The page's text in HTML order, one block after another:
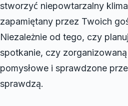
stworzyć niepowtarzalny
zapamiętany przez Twoich
Niezależnie od tego, czy
spotkanie, czy
pomysłowe i sprawdzone
sprawdzą.